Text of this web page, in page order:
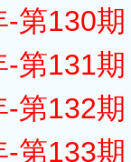
-第130
-第131
-第132
-第133